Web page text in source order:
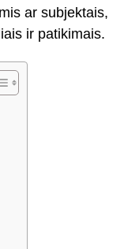
ar subjektais,
ir patikimais.